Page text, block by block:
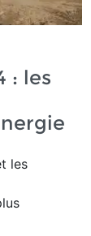
: les
les